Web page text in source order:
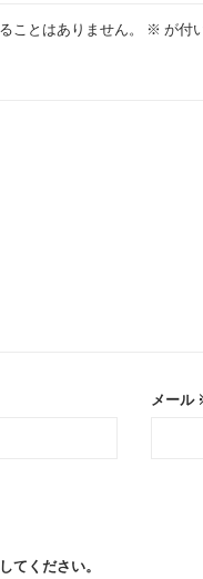
ことはありません。 ※ が付
メール
てください。